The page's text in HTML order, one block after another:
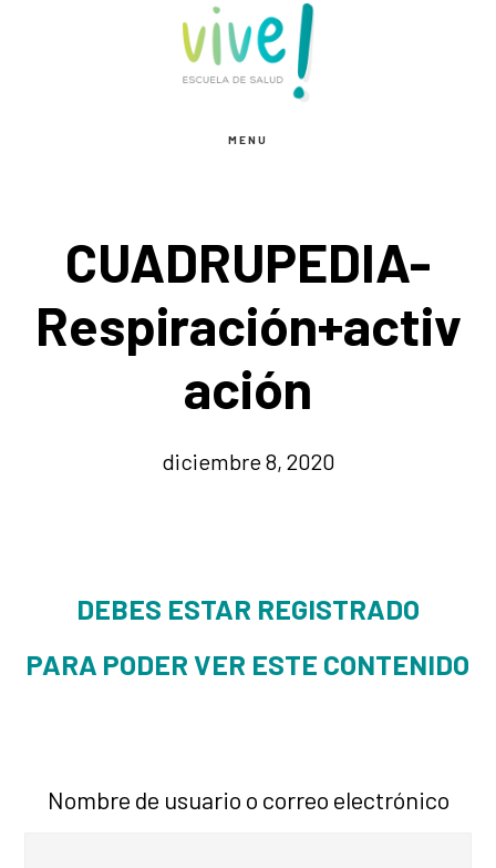
MENU
CUADRUPEDIA-
Respiración+activ
ación
diciembre 8, 2020
DEBES ESTAR REGISTRADO
PARA PODER VER ESTE CONTENIDO
Nombre de usuario o correo electrónico